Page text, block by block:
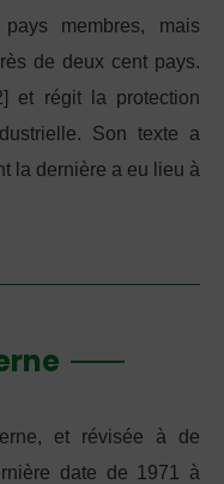
membres, mais
de deux cent pays.
et régit la protection
Son texte a
la dernière a eu lieu à
et révisée à de
date de 1971 à